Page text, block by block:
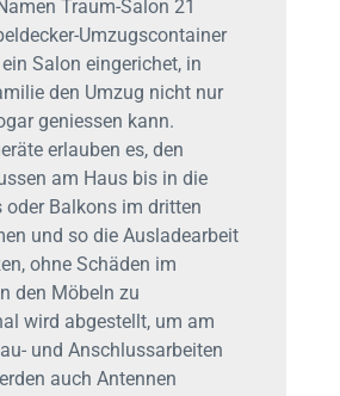
Traum-Salon 21
Umzugscontainer
Salon eingerichet, in
den Umzug nicht nur
geniessen kann.
erlauben es, den
am Haus bis in die
oder Balkons im dritten
und so die Ausladearbeit
ohne Schäden im
den Möbeln zu
wird abgestellt, um am
und Anschlussarbeiten
auch Antennen